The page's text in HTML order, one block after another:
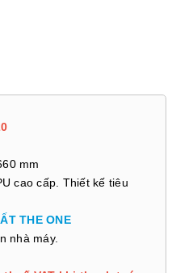
mm
cao cấp. Thiết kế tiêu
THE ONE
nhà máy.